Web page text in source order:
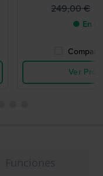
249,00 €
● En
Ver